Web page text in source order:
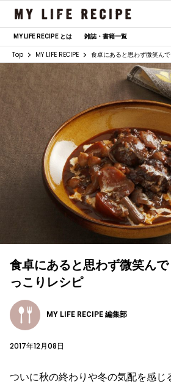
MY LIFE RECIPE とは 雑誌・書籍一覧
Top MY LIFE RECIPE 食卓にあると思わず微笑ん
食卓にあると思わず微笑ん
っこりレシピ
MY LIFE RECIPE 編集部
2017年12月08日
ついに秋の終わりや冬の気配を感じ